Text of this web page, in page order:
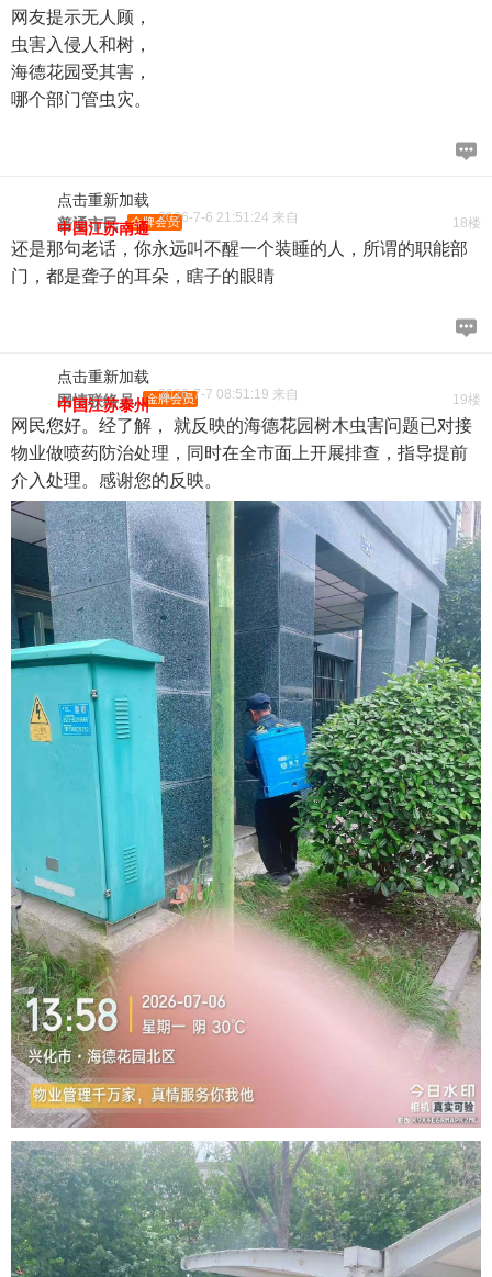
网友提示无人顾，
虫害入侵人和树，
海德花园受其害，
哪个部门管虫灾。
点击重新加载
18楼
普通市民 金牌会员2026-7-6 21:51:24 来自
中国江苏南通
还是那句老话，你永远叫不醒一个装睡的人，所谓的职能部
门，都是聋子的耳朵，瞎子的眼睛
点击重新加载
19楼
网情联络员 金牌会员
2026-7-7 08:51:19 来自
中国江苏泰州
网民您好。经了解， 就反映的海德花园树木虫害问题已对接
物业做喷药防治处理，同时在全市面上开展排查，指导提前
介入处理。感谢您的反映。